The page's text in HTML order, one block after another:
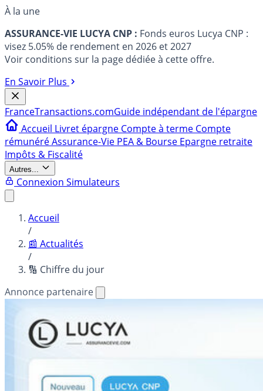
À la une
ASSURANCE-VIE LUCYA CNP : Fonds euros Lucya CNP :
visez 5.05% de rendement en 2026 et 2027
Voir conditions sur la page dédiée à cette offre.
En Savoir Plus
FranceTransactions.comGuide indépendant de l'épargne
Accueil Livret épargne Compte à terme Compte
rémunéréAssurance-Vie PEA & Bourse Epargne retraite
Impôts & Fiscalité
Autres...
Connexion Simulateurs
Accueil
/
📰 Actualités
/
🔢 Chiffre du jour
Annonce partenaire